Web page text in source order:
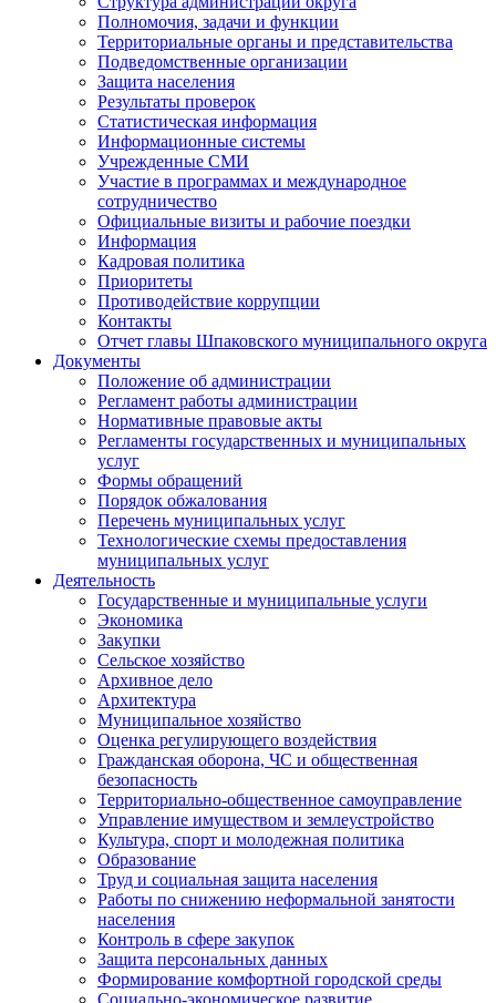
Полномочия, задачи и функции
Территориальные органы и представительства
Подведомственные организации
Защита населения
Результаты проверок
Статистическая информация
Информационные системы
Учрежденные СМИ
Участие в программах и международное
сотрудничество
Официальные визиты и рабочие поездки
Информация
Кадровая политика
Приоритеты
Противодействие коррупции
Контакты
Отчет главы Шпаковского муниципального округа
Документы
Положение об администрации
Регламент работы администрации
Нормативные правовые акты
Регламенты государственных и муниципальных
услуг
Формы обращений
Порядок обжалования
Перечень муниципальных услуг
Технологические схемы предоставления
муниципальных услуг
Деятельность
Государственные и муниципальные услуги
Экономика
Закупки
Сельское хозяйство
Архивное дело
Архитектура
Муниципальное хозяйство
Оценка регулирующего воздействия
Гражданская оборона, ЧС и общественная
безопасность
Территориально-общественное самоуправление
Управление имуществом и землеустройство
Культура, спорт и молодежная политика
Образование
Труд и социальная защита населения
Работы по снижению неформальной занятости
населения
Контроль в сфере закупок
Защита персональных данных
Формирование комфортной городской среды